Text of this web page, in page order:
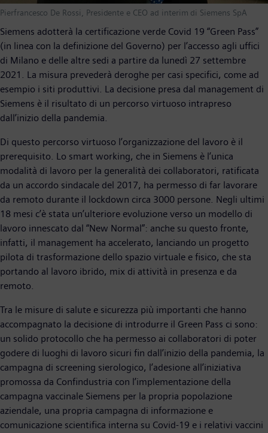
Pierfrancesco De Rossi, Presidente e CEO ad interim di Siemens SpA
Siemens adotterà la certificazione verde Covid 19 “Green Pass”
(in linea con la definizione del Governo) per l’accesso agli uffici
di Milano e delle altre sedi a partire da lunedì 27 settembre
2021. La misura prevederà deroghe per casi specifici, come ad
esempio i siti produttivi. La decisione presa dal management di
Siemens è il risultato di un percorso virtuoso intrapreso
dall’inizio della pandemia.
Di questo percorso virtuoso l’organizzazione del lavoro è il
prerequisito. Lo smart working, che in Siemens è l’unica
modalità di lavoro per la generalità dei collaboratori, ratificata
da un accordo sindacale del 2017, ha permesso di far lavorare
da remoto durante il lockdown circa 3000 persone. Negli ultimi
18 mesi c’è stata un’ulteriore evoluzione verso un modello di
lavoro innescato dal “New Normal”: anche su questo fronte,
infatti, il management ha accelerato, lanciando un progetto
pilota di trasformazione dello spazio virtuale e fisico, che sta
portando al lavoro ibrido, mix di attività in presenza e da
remoto.
Tra le misure di salute e sicurezza più importanti che hanno
accompagnato la decisione di introdurre il Green Pass ci sono:
un solido protocollo che ha permesso ai collaboratori di poter
godere di luoghi di lavoro sicuri fin dall’inizio della pandemia, la
campagna di screening sierologico, l’adesione all’iniziativa
promossa da Confindustria con l’implementazione della
campagna vaccinale Siemens per la propria popolazione
aziendale, una propria campagna di informazione e
comunicazione scientifica interna su Covid-19 e i relativi vaccini